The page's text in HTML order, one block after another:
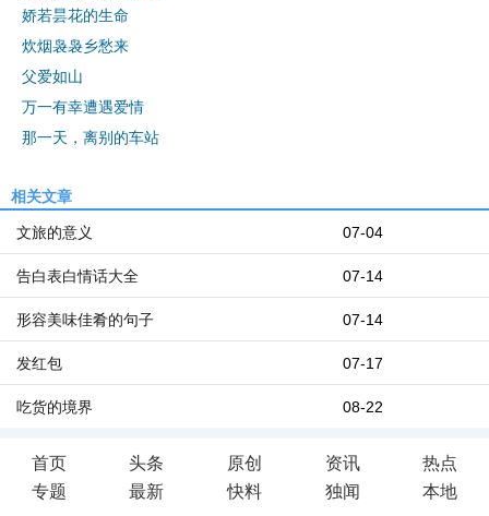
娇若昙花的生命
炊烟袅袅乡愁来
父爱如山
万一有幸遭遇爱情
那一天，离别的车站
相关文章
07-04
文旅的意义
07-14
告白表白情话大全
07-14
形容美味佳肴的句子
07-17
发红包
08-22
吃货的境界
首页 头条 原创 资讯
热点
专题
最新 快料 独闻 本地